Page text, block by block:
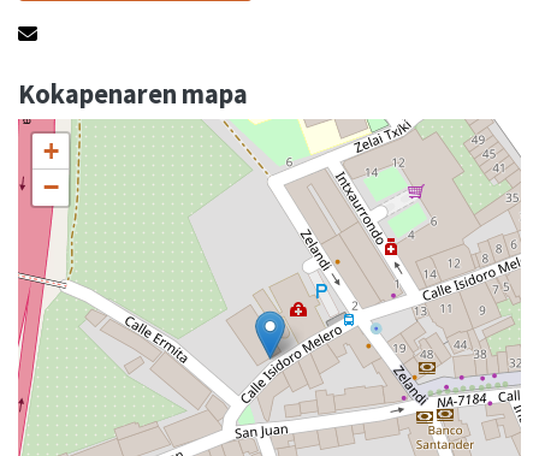
Kokapenaren mapa
+
−